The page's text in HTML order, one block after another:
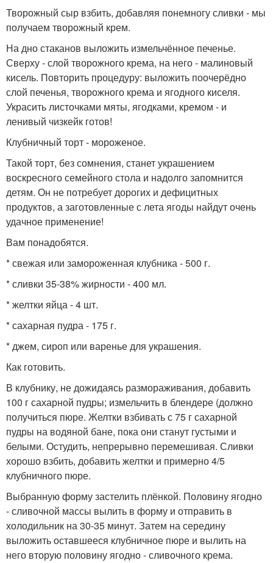
Творожный сыр взбить, добавляя понемногу сливки - мы
получаем творожный крем.
На дно стаканов выложить измельчённое печенье.
Сверху - слой творожного крема, на него - малиновый
кисель. Повторить процедуру: выложить поочерёдно
слой печенья, творожного крема и ягодного киселя.
Украсить листочками мяты, ягодками, кремом - и
ленивый чизкейк готов!
Клубничный торт - мороженое.
Такой торт, без сомнения, станет украшением
воскресного семейного стола и надолго запомнится
детям. Он не потребует дорогих и дефицитных
продуктов, а заготовленные с лета ягоды найдут очень
удачное применение!
Вам понадобятся.
* свежая или замороженная клубника - 500 г.
* сливки 35-38% жирности - 400 мл.
* желтки яйца - 4 шт.
* сахарная пудра - 175 г.
* джем, сироп или варенье для украшения.
Как готовить.
В клубнику, не дожидаясь размораживания, добавить
100 г сахарной пудры; измельчить в блендере (должно
получиться пюре. Желтки взбивать с 75 г сахарной
пудры на водяной бане, пока они станут густыми и
белыми. Остудить, непрерывно перемешивая. Сливки
хорошо взбить, добавить желтки и примерно 4/5
клубничного пюре.
Выбранную форму застелить плёнкой. Половину ягодно
- сливочной массы вылить в форму и отправить в
холодильник на 30-35 минут. Затем на середину
выложить оставшееся клубничное пюре и вылить на
него вторую половину ягодно - сливочного крема.